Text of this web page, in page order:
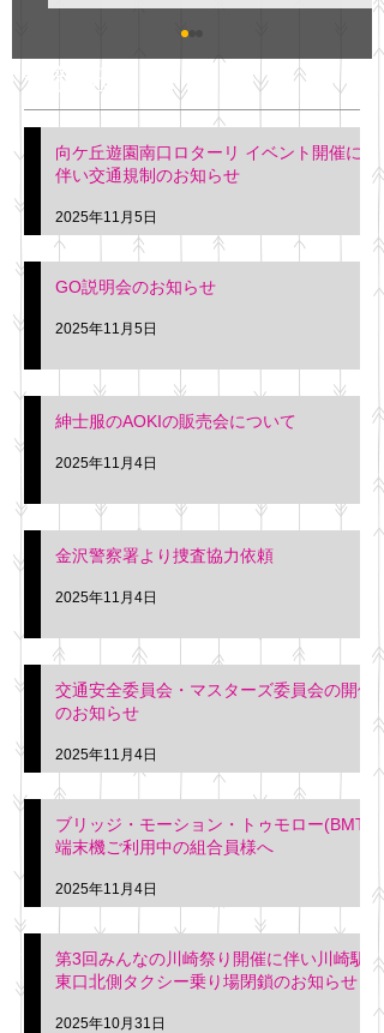
明日(11月6日)午後3時～5
階会議室にてGOの説明会
を行います。 神奈川個人
タクシー協同組合 専務 佐
久間
最新記事
向ケ丘遊園南口ロターリ イベント開催に
伴い交通規制のお知らせ
2025年11月5日
GO説明会のお知らせ
2025年11月5日
紳士服のAOKIの販売会について
2025年11月4日
金沢警察署より捜査協力依頼
2025年11月4日
交通安全委員会・マスターズ委員会の開催
のお知らせ
2025年11月4日
ブリッジ・モーション・トゥモロー(BMT)
端末機ご利用中の組合員様へ
2025年11月4日
第3回みんなの川崎祭り開催に伴い川崎駅
東口北側タクシー乗り場閉鎖のお知らせ
2025年10月31日